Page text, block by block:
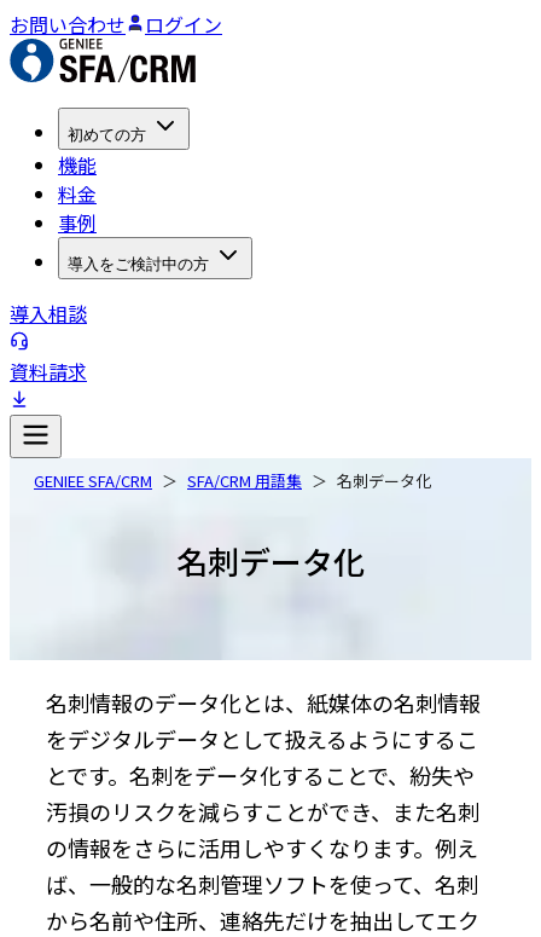
お問い合わせ ログイン
初めての方
機能
料金
事例
導入をご検討中の方
導入相談
資料請求
GENIEE SFA/CRM SFA/CRM 用語集 名刺データ化
名刺データ化
名刺情報のデータ化とは、紙媒体の名刺情報
をデジタルデータとして扱えるようにするこ
とです。名刺をデータ化することで、紛失や
汚損のリスクを減らすことができ、また名刺
の情報をさらに活用しやすくなります。例え
ば、一般的な名刺管理ソフトを使って、名刺
から名前や住所、連絡先だけを抽出してエク